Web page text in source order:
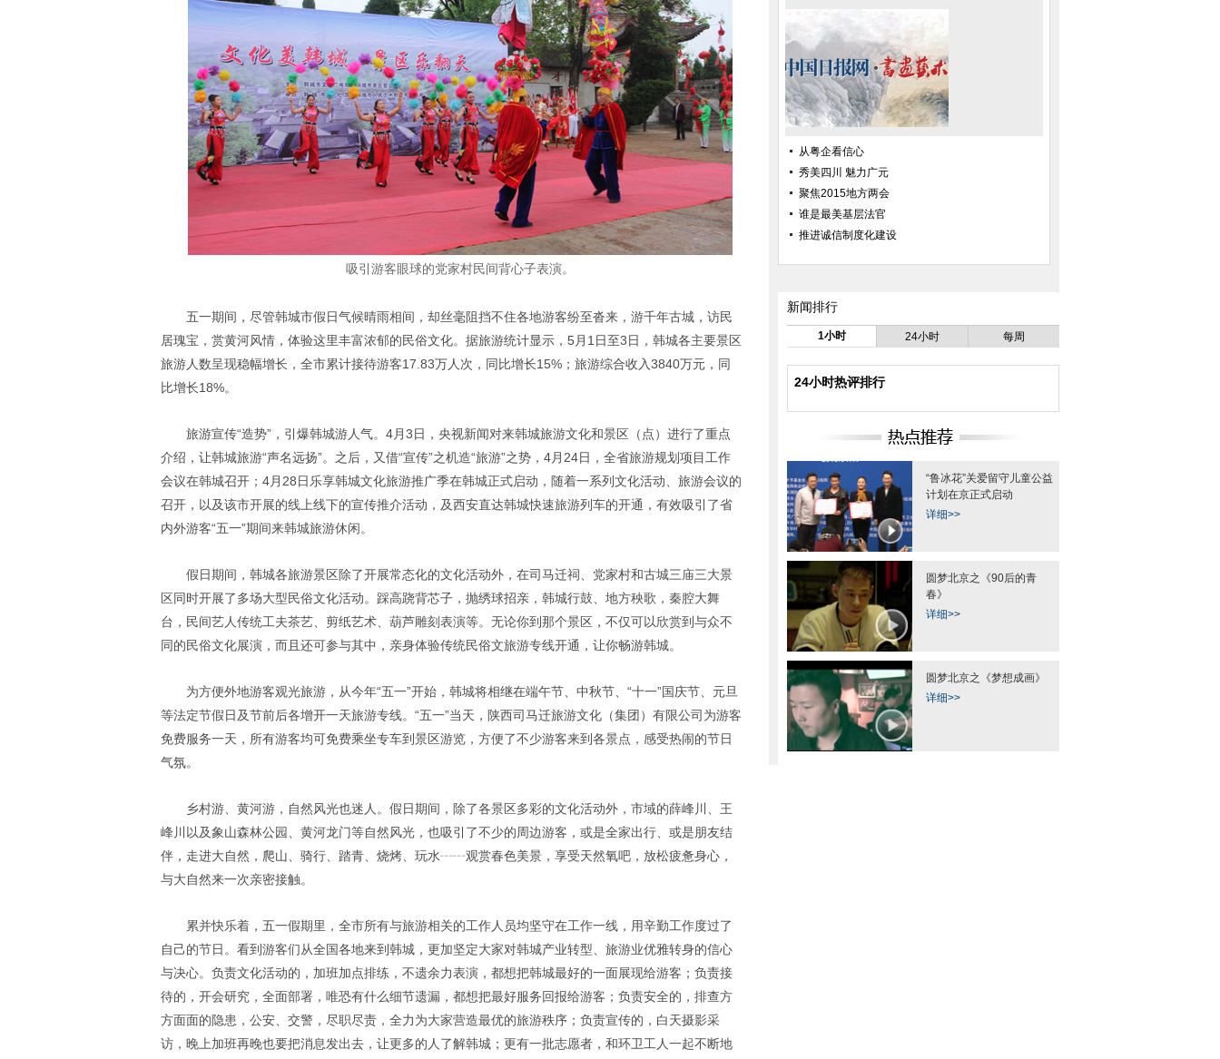
吸引游客眼球的党家村民间背心子表演。
五一期间，尽管韩城市假日气候晴雨相间，却丝毫阻挡不住各地游客纷至沓来，游千年古城，访民
居瑰宝，赏黄河风情，体验这里丰富浓郁的民俗文化。据旅游统计显示，5月1日至3日，韩城各主要景区
旅游人数呈现稳幅增长，全市累计接待游客17.83万人次，同比增长15%；旅游综合收入3840万元，同
比增长18%。
旅游宣传“造势”，引爆韩城游人气。4月3日，央视新闻对来韩城旅游文化和景区（点）进行了重点
介绍，让韩城旅游“声名远扬”。之后，又借“宣传”之机造“旅游”之势，4月24日，全省旅游规划项目工作
会议在韩城召开；4月28日乐享韩城文化旅游推广季在韩城正式启动，随着一系列文化活动、旅游会议的
召开，以及该市开展的线上线下的宣传推介活动，及西安直达韩城快速旅游列车的开通，有效吸引了省
内外游客“五一”期间来韩城旅游休闲。
假日期间，韩城各旅游景区除了开展常态化的文化活动外，在司马迁祠、党家村和古城三庙三大景
区同时开展了多场大型民俗文化活动。踩高跷背芯子，抛绣球招亲，韩城行鼓、地方秧歌，秦腔大舞
台，民间艺人传统工夫茶艺、剪纸艺术、葫芦雕刻表演等。无论你到那个景区，不仅可以欣赏到与众不
同的民俗文化展演，而且还可参与其中，亲身体验传统民俗文旅游专线开通，让你畅游韩城。
为方便外地游客观光旅游，从今年“五一”开始，韩城将相继在端午节、中秋节、“十一”国庆节、元旦
等法定节假日及节前后各增开一天旅游专线。“五一”当天，陕西司马迁旅游文化（集团）有限公司为游客
免费服务一天，所有游客均可免费乘坐专车到景区游览，方便了不少游客来到各景点，感受热闹的节日
气氛。
乡村游、黄河游，自然风光也迷人。假日期间，除了各景区多彩的文化活动外，市域的薛峰川、王
峰川以及象山森林公园、黄河龙门等自然风光，也吸引了不少的周边游客，或是全家出行、或是朋友结
伴，走进大自然，爬山、骑行、踏青、烧烤、玩水┄┄观赏春色美景，享受天然氧吧，放松疲惫身心，
与大自然来一次亲密接触。
累并快乐着，五一假期里，全市所有与旅游相关的工作人员均坚守在工作一线，用辛勤工作度过了
自己的节日。看到游客们从全国各地来到韩城，更加坚定大家对韩城产业转型、旅游业优雅转身的信心
与决心。负责文化活动的，加班加点排练，不遗余力表演，都想把韩城最好的一面展现给游客；负责接
待的，开会研究，全面部署，唯恐有什么细节遗漏，都想把最好服务回报给游客；负责安全的，排查方
方面面的隐患，公安、交警，尽职尽责，全力为大家营造最优的旅游秩序；负责宣传的，白天摄影采
访，晚上加班再晚也要把消息发出去，让更多的人了解韩城；更有一批志愿者，和环卫工人一起不断地
从粤企看信心
秀美四川 魅力广元
聚焦2015地方两会
谁是最美基层法官
推进诚信制度化建设
新闻排行
1小时 24小时 每周
24小时热评排行
“鲁冰花”关爱留守儿童公益
计划在京正式启动
详细>>
圆梦北京之《90后的青
春》
详细>>
圆梦北京之《梦想成画》
详细>>